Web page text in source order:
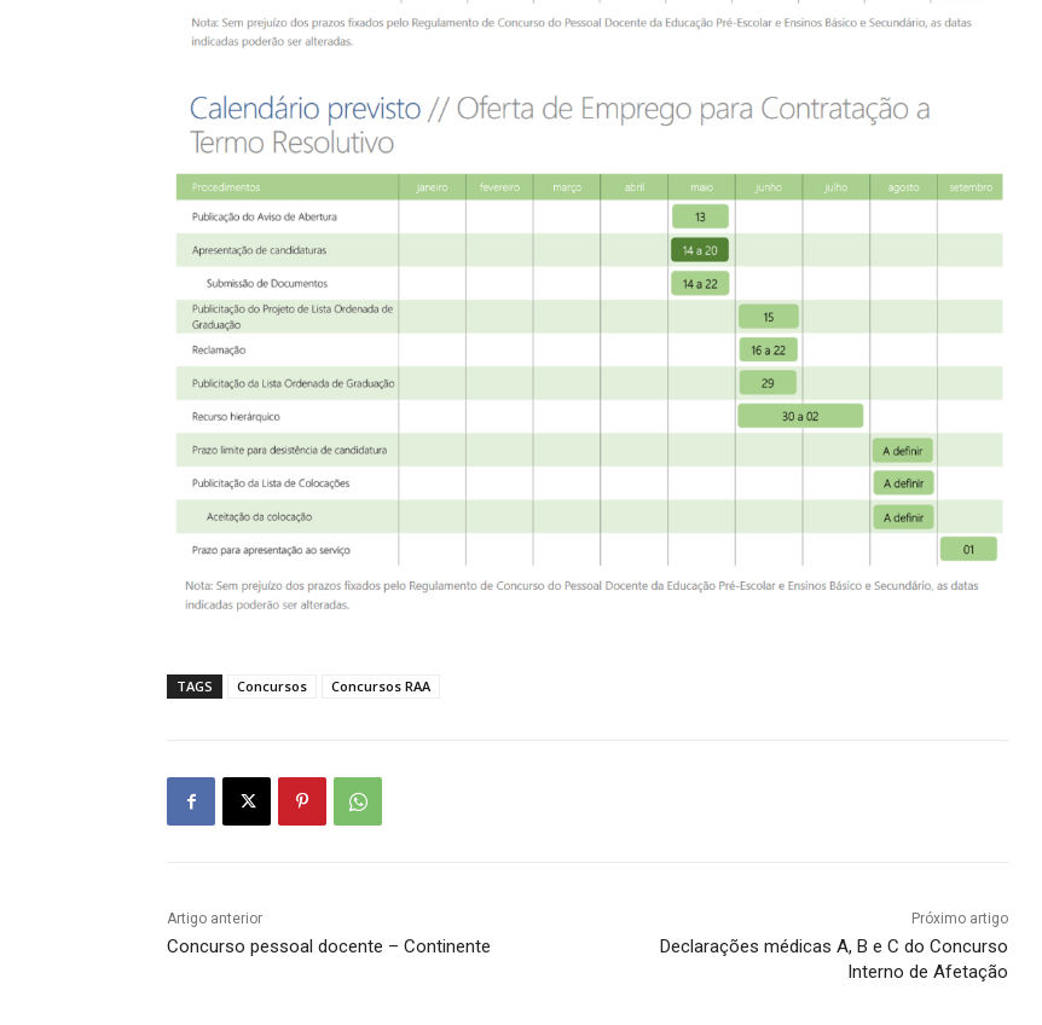
TAGS Concursos Concursos RAA
Artigo anterior
Concurso pessoal docente – Continente
Próximo artigo
Declarações médicas A, B e C do Concurso
Interno de Afetação